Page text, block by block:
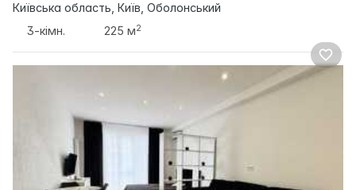
Київська область, Київ, Оболонський
3-кімн.
225 м2